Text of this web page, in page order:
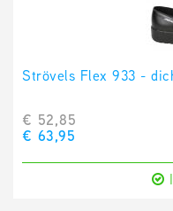
Strövels Flex 933 -
€ 52,85
€ 63,95